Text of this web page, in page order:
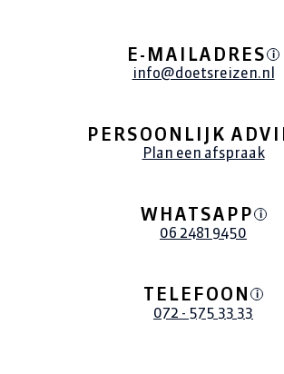
E-MAILADRES i
info@doetsreizen.nl
PERSOONLIJK
Plan een afspraak
WHATSAPP i
06 2481 9450
TELEFOON i
072 - 575 33 33